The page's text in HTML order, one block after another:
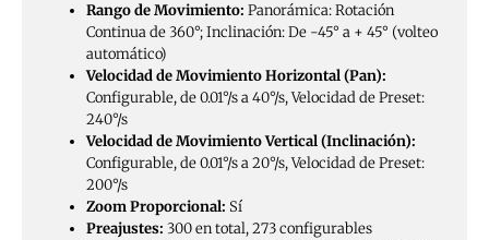
Rango de Movimiento: Panorámica: Rotación
Continua de 360°; Inclinación: De -45° a + 45° (volteo
automático)
Velocidad de Movimiento Horizontal (Pan):
Configurable, de 0.01°/s a 40°/s, Velocidad de Preset:
240°/s
Velocidad de Movimiento Vertical (Inclinación):
Configurable, de 0.01°/s a 20°/s, Velocidad de Preset:
200°/s
Zoom Proporcional: Sí
Preajustes: 300 en total, 273 configurables